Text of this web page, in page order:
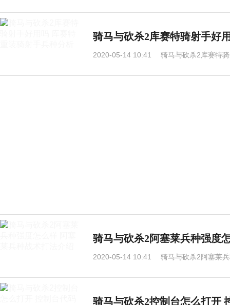
骑马与砍杀2库赛特骑射手好
2020-05-14 10:41 骑马与砍杀2库赛特
骑马与砍杀2阿塞莱兵种强度
2020-05-14 10:41 骑马与砍杀2阿塞莱
骑马与砍杀2控制台怎么打开